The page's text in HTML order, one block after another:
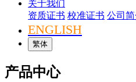
关于我们
资质证书 校准证书 公司
ENGLISH
繁体
产品中心